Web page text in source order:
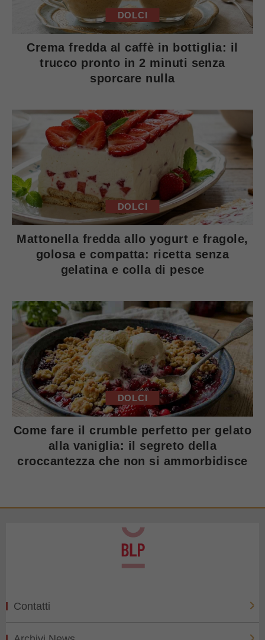
DOLCI
Crema fredda al caffè in bottiglia: il
trucco pronto in 2 minuti senza
sporcare nulla
DOLCI
Mattonella fredda allo yogurt e fragole,
golosa e compatta: ricetta senza
gelatina e colla di pesce
DOLCI
Come fare il crumble perfetto per gelato
alla vaniglia: il segreto della
croccantezza che non si ammorbidisce
Contatti